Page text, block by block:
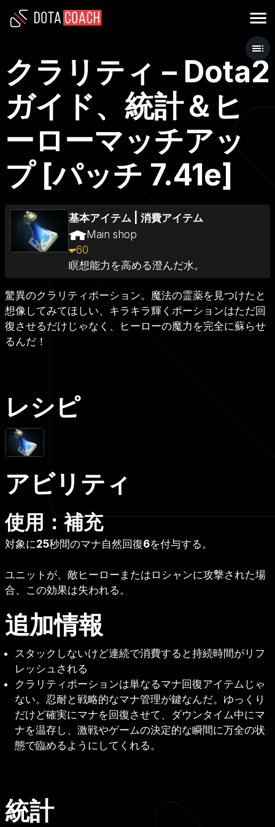
クラリティ – Dota2
ガイド、統計＆ヒ
ーローマッチアッ
プ [パッチ 7.41e]
基本アイテム
消費アイテム
Main shop
60
瞑想能力を高める澄んだ水。
驚異のクラリティポーション。魔法の霊薬を見つけたと
想像してみてほしい、キラキラ輝くポーションはただ回
復させるだけじゃなく、ヒーローの魔力を完全に蘇らせ
るんだ！
レシピ
アビリティ
使用：補充
対象に25秒間のマナ自然回復6を付与する。
ユニットが、敵ヒーローまたはロシャンに攻撃された場
合、この効果は失われる。
追加情報
スタックしないけど連続で消費すると持続時間がリフ
レッシュされる
クラリティポーションは単なるマナ回復アイテムじゃ
ない。忍耐と戦略的なマナ管理が鍵なんだ。ゆっくり
だけど確実にマナを回復させて、ダウンタイム中にマ
ナを温存し、激戦やゲームの決定的な瞬間に万全の状
態で臨めるようにしてくれる。
統計